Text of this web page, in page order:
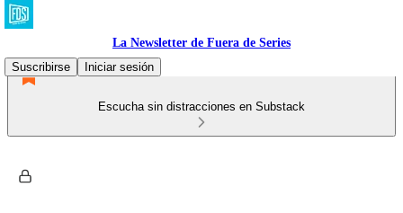
La Newsletter de Fuera de Series
Suscribirse
Iniciar sesión
Escucha sin distracciones en Substack